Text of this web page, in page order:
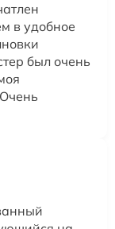
в удобное
был очень